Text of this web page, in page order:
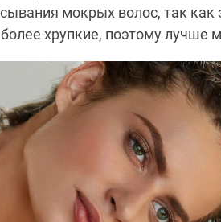
мокрых волос, так
хрупкие, поэтому лучше